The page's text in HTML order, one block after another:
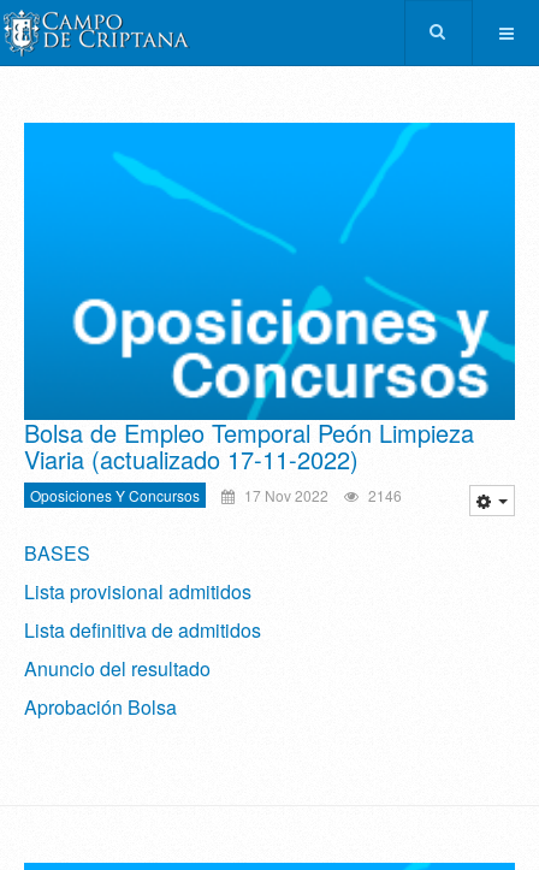
Bolsa de Empleo Temporal Peón Limpieza
Viaria (actualizado 17-11-2022)
Oposiciones Y Concursos 17 Nov 2022 2146
BASES
Lista provisional admitidos
Lista definitiva de admitidos
Anuncio del resultado
Aprobación Bolsa